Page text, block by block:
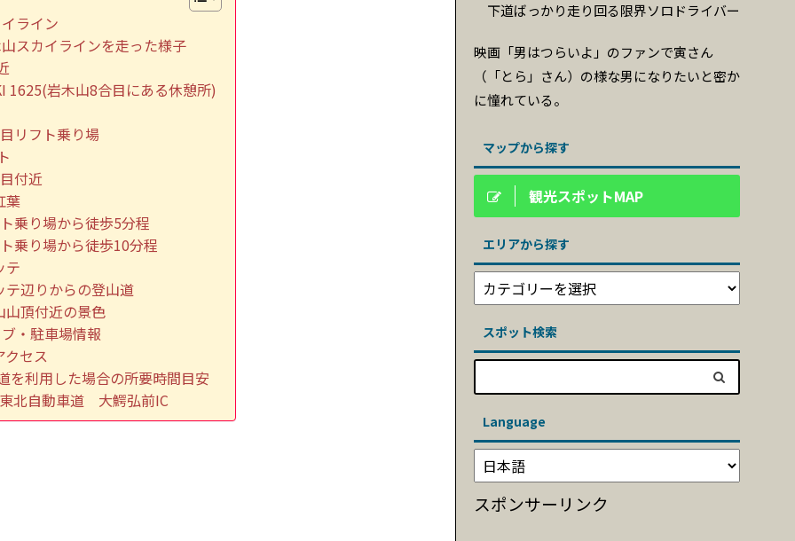
ライン
スカイラインを走った様子
1625(岩木山8合目にある休憩所)
リフト乗り場
付近
葉
乗り場から徒歩5分程
乗り場から徒歩10分程
テ
テ辺りからの登山道
山頂付近の景色
・駐車場情報
クセス
を利用した場合の所要時間目安
北自動車道 大鰐弘前IC
下道ばっかり走り回る限界ソロドライバー
映画「男はつらいよ」のファンで寅さん
（「とら」さん）の様な男になりたいと密か
に憧れている。
マップから探す
観光スポットMAP
エリアから探す
スポット検索
Language
スポンサーリンク